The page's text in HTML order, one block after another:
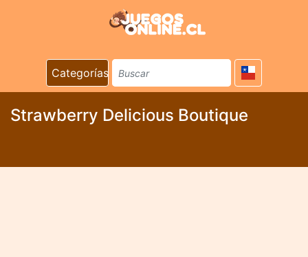
Categorías
Strawberry Delicious Boutique